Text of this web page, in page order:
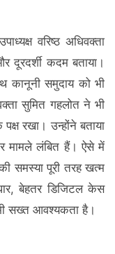
वरिष्ठ अधिवक्ता
दूरदर्शी कदम बताया।
कानूनी समुदाय को भी
सुमित गहलोत ने भी
रखा। उन्होंने बताया
मामले लंबित हैं। ऐसे में
समस्या पूरी तरह खत्म
बेहतर डिजिटल केस
सख्त आवश्यकता है।